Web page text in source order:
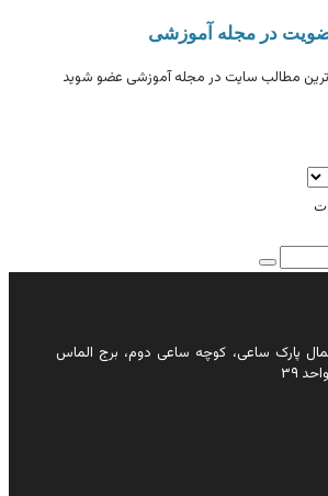
در مجله آموزشی
مطالب سایت در مجله آموزشی عضو شوید
پارک ساعی، کوچه ساعی دوم، برج الماس